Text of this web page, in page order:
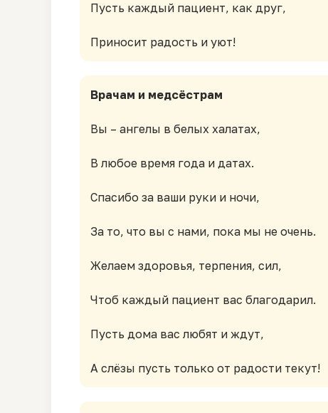
Пусть каждый пациент, как друг,
Врачам и медсёстрам
Вы – ангелы в белых халатах,
В любое время года и датах.
Спасибо за ваши руки и ночи,
За то, что вы с нами, пока мы не очень.
Желаем здоровья, терпения, сил,
Чтоб каждый пациент вас благодарил.
Пусть дома вас любят и ждут,